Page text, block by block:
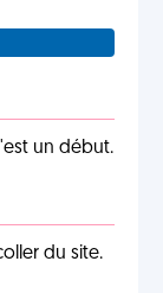
un début.
du site.